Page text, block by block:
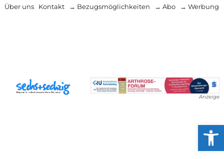
Über uns Kontakt → Bezugsmöglichkeiten → Abo → Werbung
Anzeige